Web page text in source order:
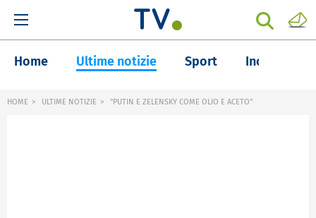
Home Ultime notizie Sport Inchieste
HOME ULTIME NOTIZIE "PUTIN E ZELENSKY COME OLIO E ACETO"